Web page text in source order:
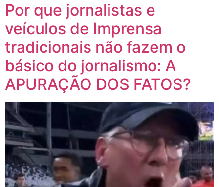
Por que jornalistas e
veículos de Imprensa
tradicionais não fazem o
básico do jornalismo: A
APURAÇÃO DOS FATOS?